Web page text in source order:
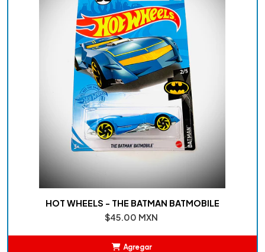
HOT WHEELS - THE BATMAN BATMOBILE
$45.00 MXN
Agregar